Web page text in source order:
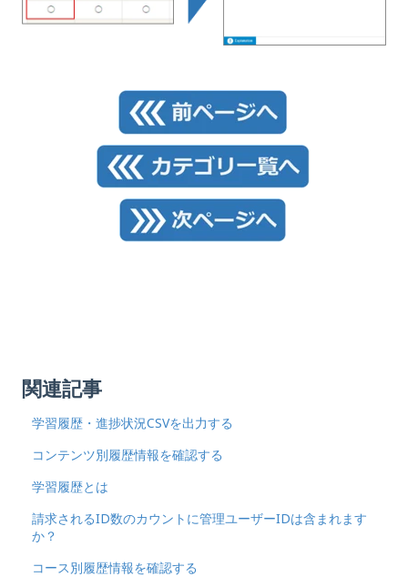
関連記事
学習履歴・進捗状況CSVを出力する
コンテンツ別履歴情報を確認する
学習履歴とは
請求されるID数のカウントに管理ユーザーIDは含まれます
か？
コース別履歴情報を確認する